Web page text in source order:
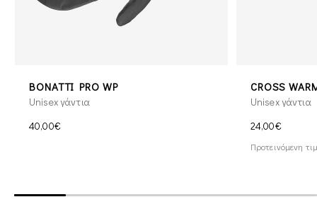
BONATTI PRO WP
Unisex γάντια
40,00€
CROSS
Unisex γάντια
24,00€
Προτεινόμενη